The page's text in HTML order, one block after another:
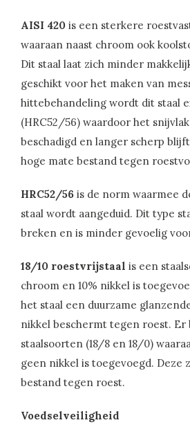
AISI 420 is een sterkere
waaraan naast chroom ook
Dit staal laat zich minder
geschikt voor het maken van
hittebehandeling wordt dit staal
(HRC52/56) waardoor het
beschadigd en langer scherp
hoge mate bestand tegen
HRC52/56 is de norm waarmee
staal wordt aangeduid. Dit type
breken en is minder gevoelig
18/10 roestvrijstaal is een
chroom en 10% nikkel is
het staal een duurzame
nikkel beschermt tegen roest. Er
staalsoorten (18/8 en 18/0)
geen nikkel is toegevoegd. Deze
bestand tegen roest.
Voedselveiligheid